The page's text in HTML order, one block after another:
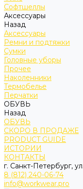
Софтшеллы
Аксессуары
Назад
Аксессуары
Ремни и подтяжки
Сумки
Головные уборы
Прочее
Наколенники
Термобелье
Перчатки
ОБУВЬ
Назад
ОБУВЬ
СКОРО В ПРОДАЖЕ
PRODUCT GUIDE
ИСТОРИИ
КОНТАКТЫ
г. Санкт-Петербург,
8 (812) 240-06-74
info@workwear.pro